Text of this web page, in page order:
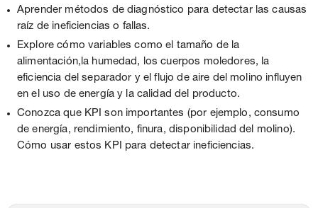
Aprender métodos de diagnóstico para detectar las causas
raíz de ineficiencias o fallas.
Explore cómo variables como el tamaño de la
alimentación,la humedad, los cuerpos moledores, la
eficiencia del separador y el flujo de aire del molino influyen
en el uso de energía y la calidad del producto.
Conozca que KPI son importantes (por ejemplo, consumo
de energía, rendimiento, finura, disponibilidad del molino).
Cómo usar estos KPI para detectar ineficiencias.